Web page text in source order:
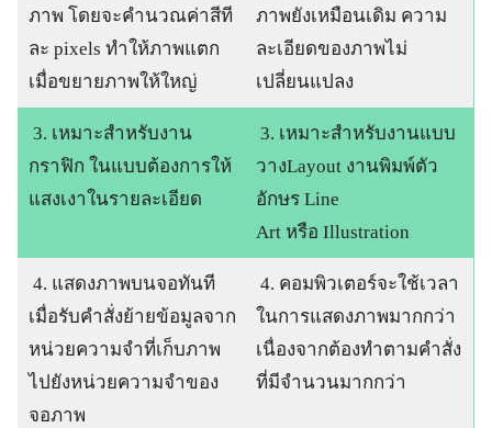
ภาพ โดยจะคำนวณค่าสีที
ละ pixels ทำให้ภาพแตก
เมื่อขยายภาพให้ใหญ่
ภาพยังเหมือนเดิม ความ
ละเอียดของภาพไม่
เปลี่ยนแปลง
3. เหมาะสำหรับงาน
กราฟิก ในแบบต้องการให้
แสงเงาในรายละเอียด
3. เหมาะสำหรับงานแบบ
วางLayout งานพิมพ์ตัว
อักษร Line
Art หรือ Illustration
4. แสดงภาพบนจอทันที
เมื่อรับคำสั่งย้ายข้อมูลจาก
หน่วยความจำที่เก็บภาพ
ไปยังหน่วยความจำของ
จอภาพ
4. คอมพิวเตอร์จะใช้เวลา
ในการแสดงภาพมากกว่า
เนื่องจากต้องทำตามคำสั่ง
ที่มีจำนวนมากกว่า